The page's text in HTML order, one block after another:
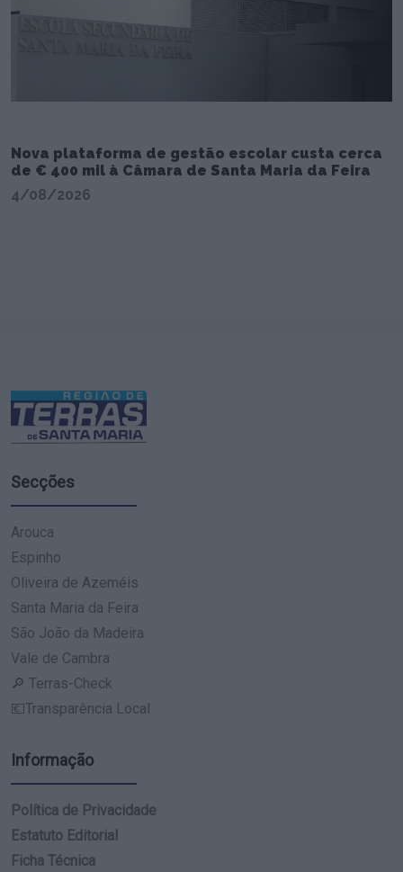
Nova plataforma de gestão escolar custa cerca
de € 400 mil à Câmara de Santa Maria da Feira
4/08/2026
Secções
Arouca
Espinho
Oliveira de Azeméis
Santa Maria da Feira
São João da Madeira
Vale de Cambra
🔎 Terras-Check
💶Transparência Local
Informação
Política de Privacidade
Estatuto Editorial
Ficha Técnica